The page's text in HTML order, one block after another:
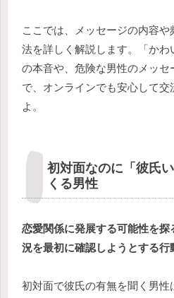
ここでは、メッセージの内容
法を詳しく解説します。「かわ
の本音や、危険な男性のメッ
で、オンラインでも安心して
よ。
初対面なのに「彼氏
くる男性
恋愛関係に発展する可能性を
況を最初に確認しようとする行
初対面で彼氏の有無を聞く男性